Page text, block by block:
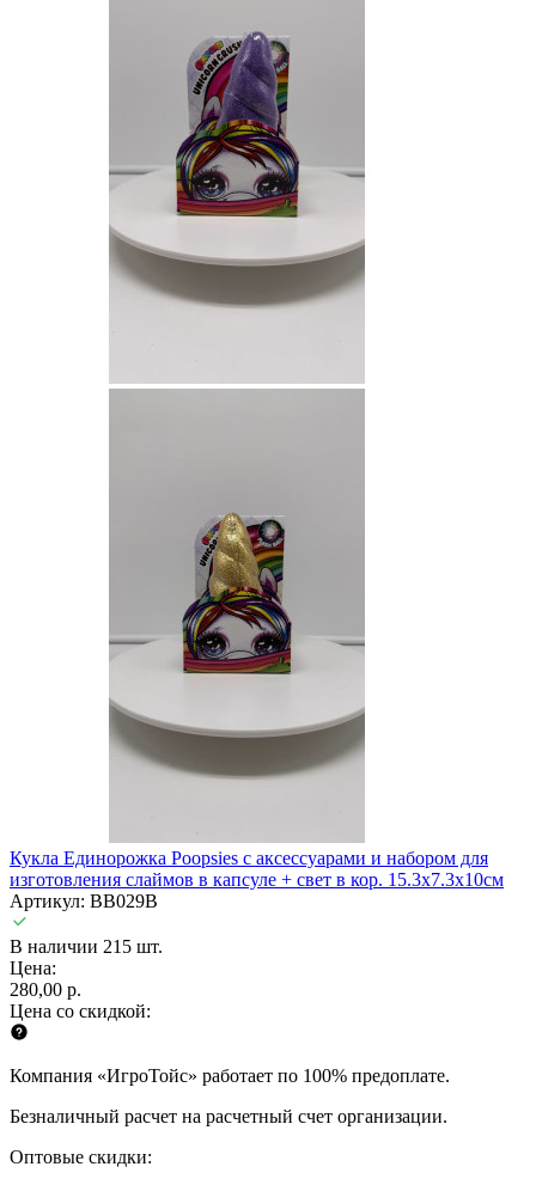
Кукла Единорожка Poopsies с аксессуарами и набором для
изготовления слаймов в капсуле + свет в кор. 15.3х7.3х10см
Артикул: BB029B
В наличии 215 шт.
Цена:
280,00 р.
Цена со скидкой:
Компания «ИгроТойс» работает по 100% предоплате.
Безналичный расчет на расчетный счет организации.
Оптовые скидки: